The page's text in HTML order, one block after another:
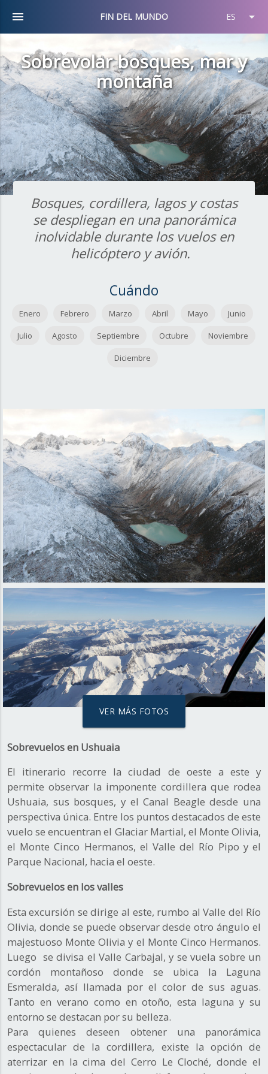
FIN DEL MUNDO
menu ES arrow_drop_down
Sobrevolar bosques, mar y
montaña
Bosques, cordillera, lagos y costas
se despliegan en una panorámica
inolvidable durante los vuelos en
helicóptero y avión.
Cuándo
Enero Febrero Marzo Abril Mayo Junio
Julio Agosto Septiembre Octubre Noviembre
Diciembre
VER MÁS FOTOS
Sobrevuelos en Ushuaia
El itinerario recorre la ciudad de oeste a este y
permite observar la imponente cordillera que rodea
Ushuaia, sus bosques, y el Canal Beagle desde una
perspectiva única. Entre los puntos destacados de este
vuelo se encuentran el Glaciar Martial, el Monte Olivia,
el Monte Cinco Hermanos, el Valle del Río Pipo y el
Parque Nacional, hacia el oeste.
Sobrevuelos en los valles
Esta excursión se dirige al este, rumbo al Valle del Río
Olivia, donde se puede observar desde otro ángulo el
majestuoso Monte Olivia y el Monte Cinco Hermanos.
Luego se divisa el Valle Carbajal, y se vuela sobre un
cordón montañoso donde se ubica la Laguna
Esmeralda, así llamada por el color de sus aguas.
Tanto en verano como en otoño, esta laguna y su
entorno se destacan por su belleza.
Para quienes deseen obtener una panorámica
espectacular de la cordillera, existe la opción de
aterrizar en la cima del Cerro Le Cloché, donde el